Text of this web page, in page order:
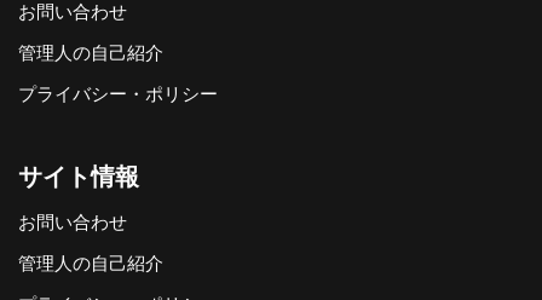
お問い合わせ
管理人の自己紹介
プライバシー・ポリシー
サイト情報
お問い合わせ
管理人の自己紹介